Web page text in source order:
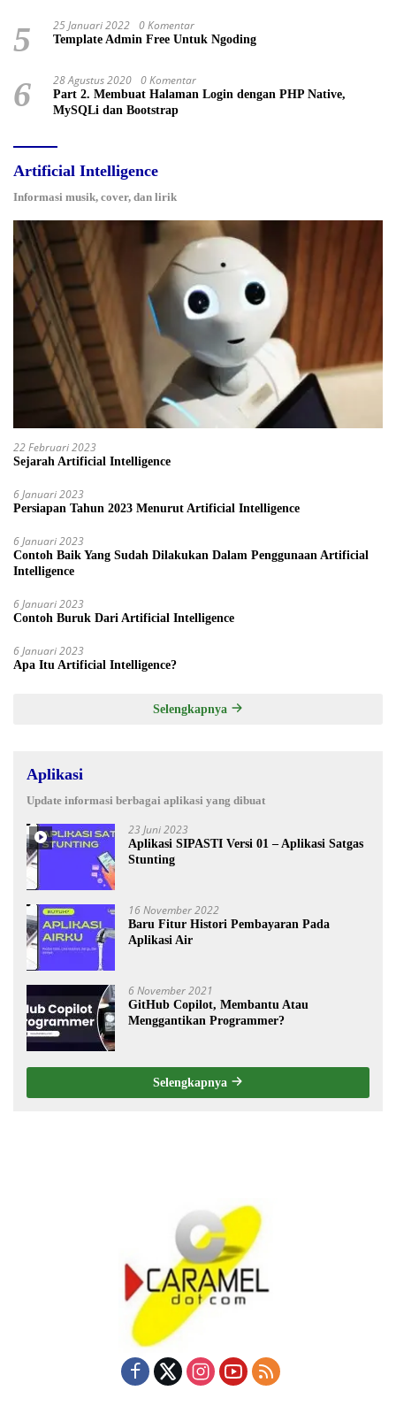
5 25 Januari 2022 0 Komentar
Template Admin Free Untuk Ngoding
6 28 Agustus 2020 0 Komentar
Part 2. Membuat Halaman Login dengan PHP Native,
MySQLi dan Bootstrap
Artificial Intelligence
Informasi musik, cover, dan lirik
22 Februari 2023
Sejarah Artificial Intelligence
6 Januari 2023
Persiapan Tahun 2023 Menurut Artificial Intelligence
6 Januari 2023
Contoh Baik Yang Sudah Dilakukan Dalam Penggunaan Artificial
Intelligence
6 Januari 2023
Contoh Buruk Dari Artificial Intelligence
6 Januari 2023
Apa Itu Artificial Intelligence?
Selengkapnya
Aplikasi
Update informasi berbagai aplikasi yang dibuat
23 Juni 2023
Aplikasi SIPASTI Versi 01 – Aplikasi Satgas
Stunting
16 November 2022
Baru Fitur Histori Pembayaran Pada
Aplikasi Air
6 November 2021
GitHub Copilot, Membantu Atau
Menggantikan Programmer?
Selengkapnya